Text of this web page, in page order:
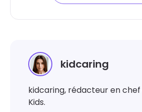
kidcaring
kidcaring, rédacteur en chef
Kids.